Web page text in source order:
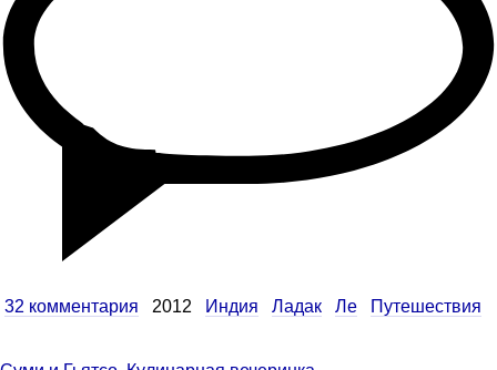
32 комментария 2012 Индия Ладак Ле Путешествия